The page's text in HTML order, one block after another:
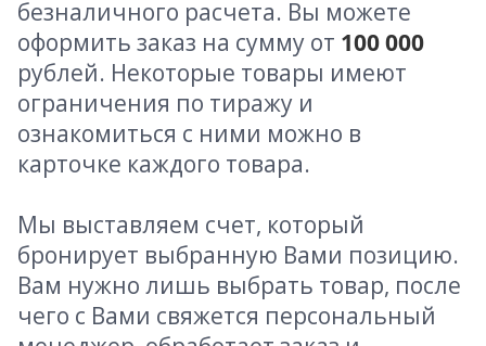
безналичного расчета. Вы можете
оформить заказ на сумму от 100 000
рублей. Некоторые товары имеют
ограничения по тиражу и
ознакомиться с ними можно в
карточке каждого товара.
Мы выставляем счет, который
бронирует выбранную Вами позицию.
Вам нужно лишь выбрать товар, после
чего с Вами свяжется персональный